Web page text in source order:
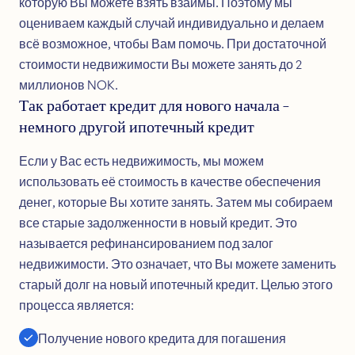
После отправления нам заявки, Вам будут
представлены предложения по кредиту от ведущих
банков — быстро и легко с полной свободой выбора,
принять или отклонить.
Всё происходит в электронном виде поэтому всё
работает легко и эффективно. Вы просто
прямо на свой счёт.
Вам будут представлены лучшие кредитные
предложения, которые были доступны на рынке на
момент отправления заявки на кредит.
Вы получите всю необходимую помощь в процессе
подачи заявки. Вам нужна помощь в заполнении
самой заявки или Вам сложно что-то понять? Мы
оцениваем каждый случай индивидуально и делаем
всё возможное, чтобы Вам помочь. При достаточной
стоимости недвижимости Вы можете занять до 2
миллионов NOK.
Так работает кредит для нового начала –
немного другой ипотечный кредит
Если у Вас есть недвижимость, мы можем
использовать её стоимость в качестве обеспечения
денег, которые Вы хотите занять. Затем мы собираем
все старые задолженности в новый кредит. Это
называется рефинансированием под залог
недвижимости. Это означает, что Вы можете заменить
старый долг на новый ипотечный кредит. Целью этого
процесса является:
Получение нового кредита для погашения